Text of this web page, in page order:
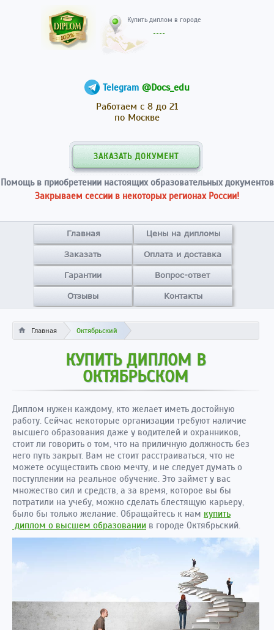
Telegram @Docs_edu
Работаем с 8 до 21
по Москве
ЗАКАЗАТЬ ДОКУМЕНТ
Помощь в приобретении настоящих образовательных документов
Закрываем сессии в некоторых регионах России!
Главная Цены на дипломы
Заказать Оплата и доставка
Гарантии Вопрос-ответ
Отзывы Контакты
Главная Октябрьский
КУПИТЬ ДИПЛОМ В
ОКТЯБРЬСКОМ
Диплом нужен каждому, кто желает иметь достойную
работу. Сейчас некоторые организации требуют наличие
высшего образования даже у водителей и охранников,
стоит ли говорить о том, что на приличную должность без
него путь закрыт. Вам не стоит расстраиваться, что не
можете осуществить свою мечту, и не следует думать о
поступлении на реальное обучение. Это займет у вас
множество сил и средств, а за время, которое вы бы
потратили на учебу, можно сделать блестящую карьеру,
было бы только желание. Обращайтесь к нам купить
диплом о высшем образовании в городе Октябрьский.